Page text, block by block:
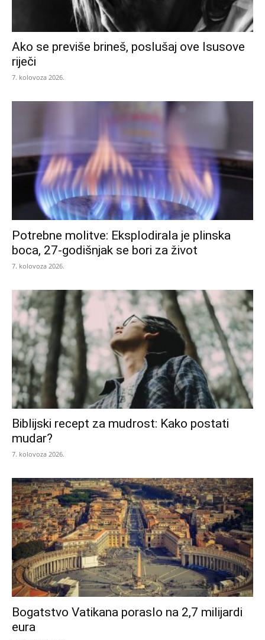
Ako se previše brineš, poslušaj ove Isusove
riječi
7. kolovoza 2026.
Potrebne molitve: Eksplodirala je plinska
boca, 27-godišnjak se bori za život
7. kolovoza 2026.
Biblijski recept za mudrost: Kako postati
mudar?
7. kolovoza 2026.
Bogatstvo Vatikana poraslo na 2,7 milijardi
eura